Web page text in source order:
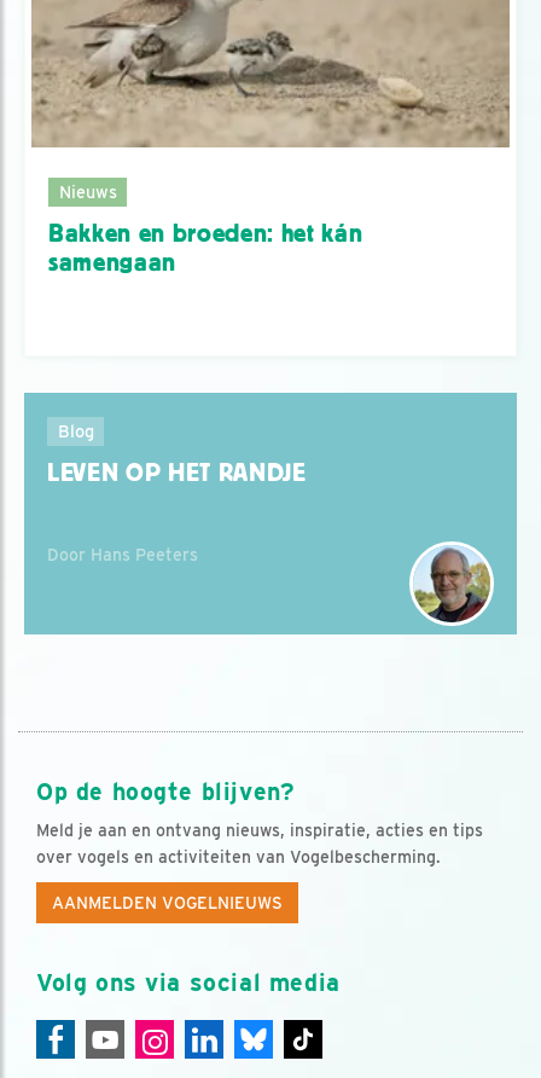
Nieuws
Bakken en broeden: het kán
samengaan
Blog
LEVEN OP HET RANDJE
Door Hans Peeters
Op de hoogte blijven?
Meld je aan en ontvang nieuws, inspiratie, acties en tips
over vogels en activiteiten van Vogelbescherming.
AANMELDEN VOGELNIEUWS
Volg ons via social media